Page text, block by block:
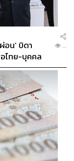
น’ บิดา
ไทย-บุคคล
...